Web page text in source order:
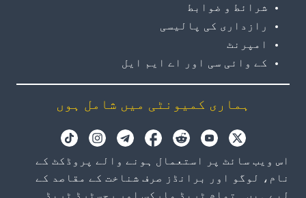
شرائط و ضوابط
رازداری کی پالیسی
امپرنٹ
کے وائی سی اور اے ایم ایل
ہماری کمیونٹی میں شامل ہوں
اس ویب سائٹ پر استعمال ہونے والے پروڈکٹ کے
نام، لوگو اور برانڈز صرف شناخت کے مقاصد کے
لیے ہیں۔ تمام ٹریڈ مارکس اور رجسٹرڈ ٹریڈ